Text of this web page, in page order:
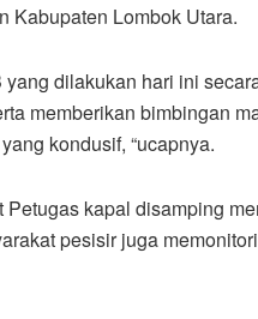
Kabupaten Lombok Utara.
dilakukan hari ini
memberikan bimbingan
kondusif, “ucapnya.
kapal disamping
pesisir juga